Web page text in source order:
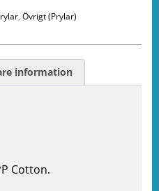
, Övrigt (Prylar)
information
Cotton.